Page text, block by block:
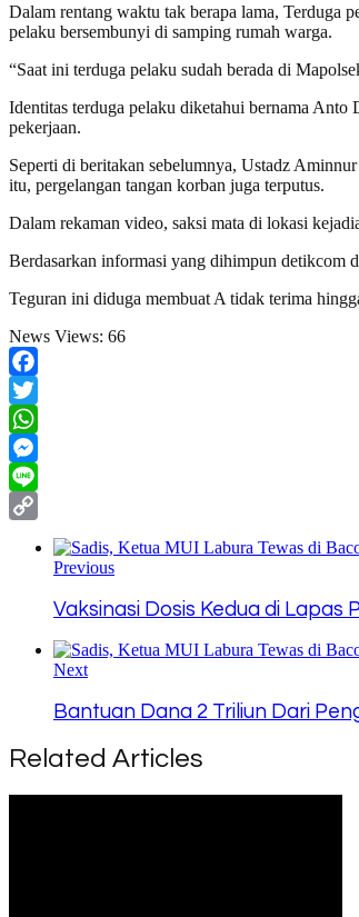
Dalam rentang waktu tak berapa lama, Terduga
pelaku bersembunyi di samping rumah warga.
“Saat ini terduga pelaku sudah berada di
Identitas terduga pelaku diketahui bernama
pekerjaan.
Seperti di beritakan sebelumnya, Ustadz
itu, pergelangan tangan korban juga terputus.
Dalam rekaman video, saksi mata di lokasi
Berdasarkan informasi yang dihimpun detikcom
Teguran ini diduga membuat A tidak terima
News Views: 66
Facebook
Twitter
WhatsApp
Messenger
Line
Previous
Vaksinasi Dosis Kedua di Lapas
Next
Bantuan Dana 2 Triliun Dari
Related Articles